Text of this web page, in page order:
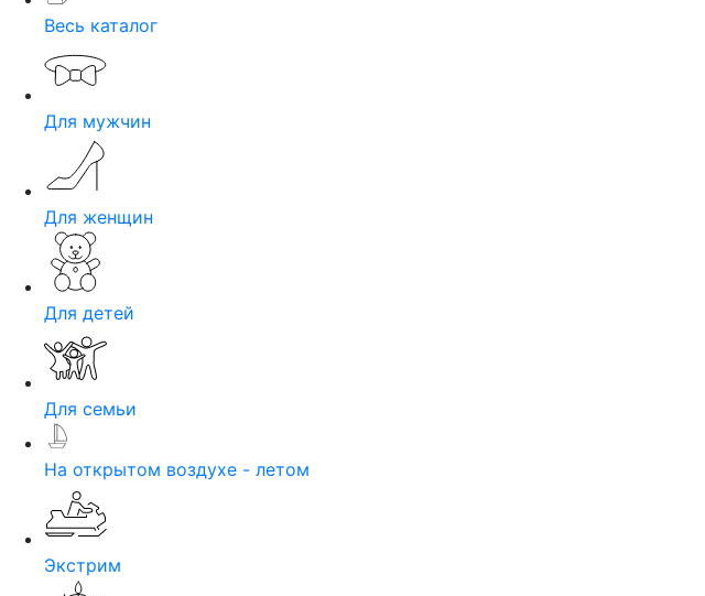
Весь каталог
Для мужчин
Для женщин
Для детей
Для семьи
На открытом воздухе - летом
Экстрим